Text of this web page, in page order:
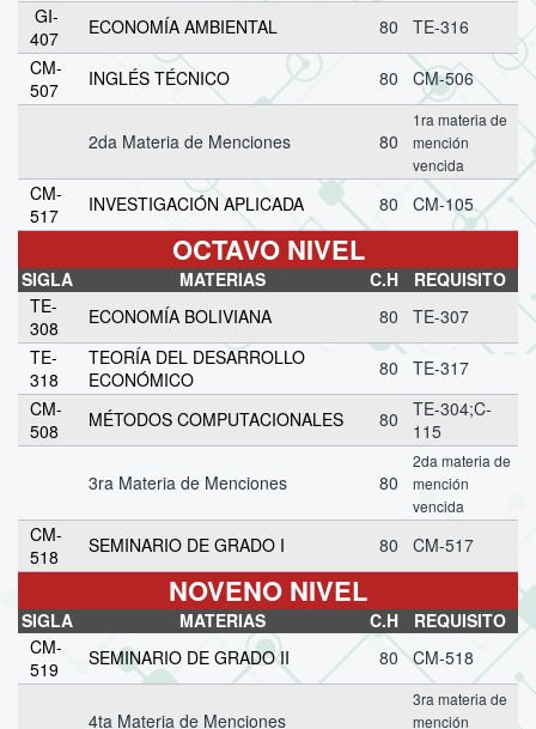
GI-
407
ECONOMÍA AMBIENTAL 80
TE-316
CM-
507
INGLÉS TÉCNICO 80 CM-506
2da Materia de Menciones 80
1ra materia de
mención
vencida
CM-
517
INVESTIGACIÓN APLICADA 80 CM-105
OCTAVO NIVEL
SIGLA MATERIAS C.H
REQUISITO
TE-
308
ECONOMÍA BOLIVIANA 80
TE-307
TE-
318
TEORÍA DEL DESARROLLO
ECONÓMICO
80
TE-317
CM-
508
MÉTODOS COMPUTACIONALES 80
TE-304;C-
115
3ra Materia de Menciones 80
2da materia de
mención
vencida
CM-
518
SEMINARIO DE GRADO I 80 CM-517
NOVENO NIVEL
SIGLA MATERIAS C.H
REQUISITO
CM-
519
SEMINARIO DE GRADO II 80 CM-518
4ta Materia de Menciones
3ra materia de
mención